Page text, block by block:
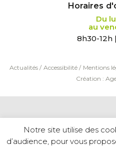
Horaires
Du
au
8h30-12h
Actualités / Accessibilité / Mentions
Création :
Notre site utilise des
d’audience, pour vous